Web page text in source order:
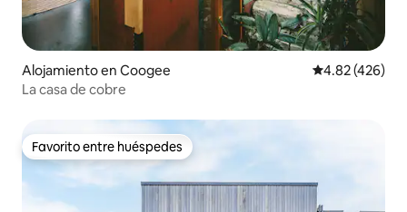
Alojamiento en Coogee Calificación
4.82 (426)
La casa de cobre
Favorito entre huéspedes
Favorito entre huéspedes